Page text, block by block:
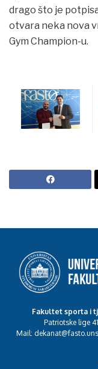
drago što je
otvara neka nova
Gym Champion-u.
Fakultet sporta i
Patriotske lige
Mail: